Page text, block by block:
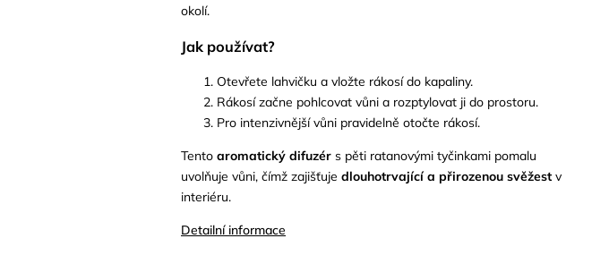
okolí.
Jak používat?
Otevřete lahvičku a vložte rákosí do kapaliny.
Rákosí začne pohlcovat vůni a rozptylovat ji do prostoru.
Pro intenzivnější vůni pravidelně otočte rákosí.
Tento aromatický difuzér s pěti ratanovými tyčinkami pomalu
uvolňuje vůni, čímž zajišťuje dlouhotrvající a přirozenou svěžest v
interiéru.
Detailní informace